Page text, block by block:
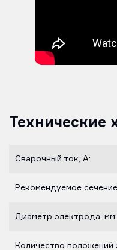
Технические
Сварочный ток, А:
Рекомендуемое
Диаметр электрода, мм:
Количество положений